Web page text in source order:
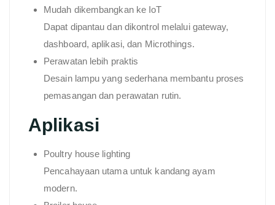
Mudah dikembangkan ke IoT
Dapat dipantau dan dikontrol melalui gateway,
dashboard, aplikasi, dan Microthings.
Perawatan lebih praktis
Desain lampu yang sederhana membantu proses
pemasangan dan perawatan rutin.
Aplikasi
Poultry house lighting
Pencahayaan utama untuk kandang ayam
modern.